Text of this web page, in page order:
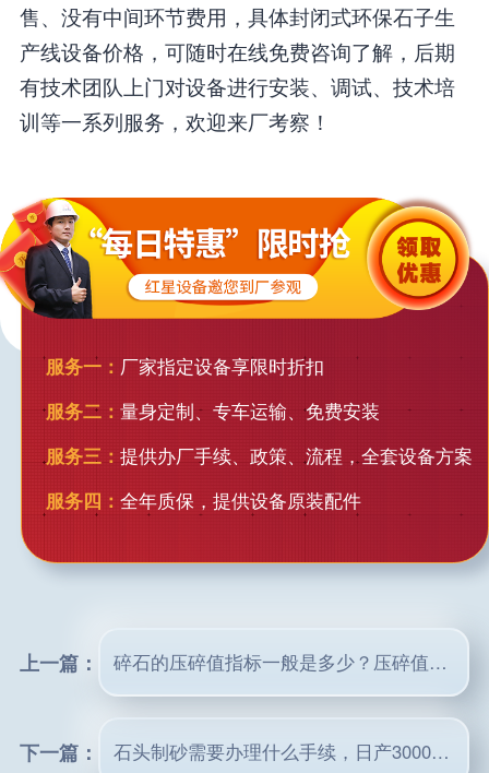
售、没有中间环节费用，具体封闭式环保石子生
产线设备价格，可随时在线免费咨询了解，后期
有技术团队上门对设备进行安装、调试、技术培
训等一系列服务，欢迎来厂考察！
服务一： 厂家指定设备享限时折扣
服务二： 量身定制、专车运输、免费安装
服务三： 提供办厂手续、政策、流程，全套设备方案
服务四： 全年质保，提供设备原装配件
上一篇： 碎石的压碎值指标一般是多少？压碎值多少才算高料？
下一篇： 石头制砂需要办理什么手续，日产3000吨一套多少钱